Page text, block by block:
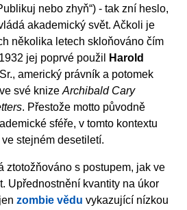
nebo zhyň“) - tak zní heslo,
akademický svět. Ačkoli je
několika letech skloňováno čím
jej poprvé použil
Harold
Sr., americký právník a potomek
své knize Archibald Cary
. Přestože motto původně
sféře, v tomto kontextu
stejném desetiletí.
ztotožňováno s postupem, jak ve
Upřednostnění kvantity na úkor
zombie vědu vykazující nízkou